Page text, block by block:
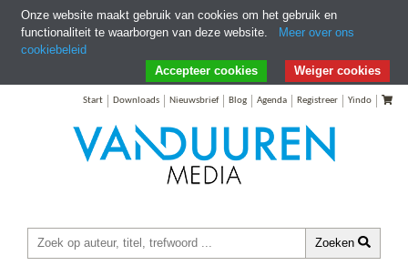
Ga direct naar Zoeken
Ga direct naar Inhoud
Start Downloads Nieuwsbrief Blog Agenda Registreer Yindo
Zoeken
Onze website maakt gebruik van cookies om het gebruik en
functionaliteit te waarborgen van deze website.
Meer over ons
cookiebeleid
Weiger cookies
Accepteer cookies